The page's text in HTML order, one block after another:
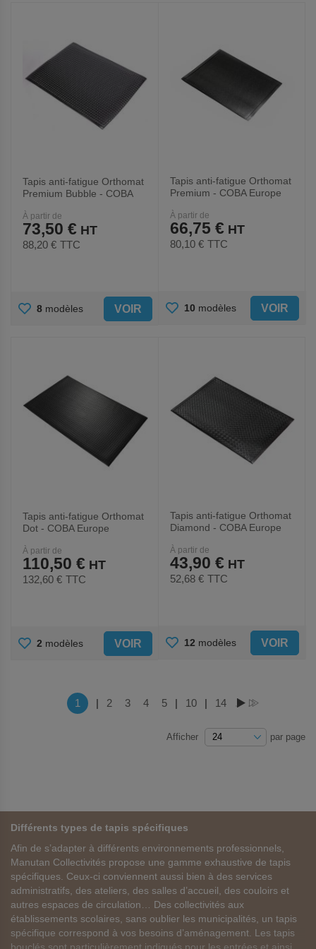
Tapis anti-fatigue Orthomat
Premium Bubble - COBA
À partir de
73,50 €
88,20 € TTC
AJOUTER
8 modèles VOIR
Tapis anti-fatigue Orthomat
Premium - COBA Europe
À partir de
66,75 €
80,10 € TTC
AJOUTER
10 modèles VOIR
Tapis anti-fatigue Orthomat
Dot - COBA Europe
À partir de
110,50 €
132,60 € TTC
AJOUTER
FAVORIS
2 modèles VOIR
Tapis anti-fatigue Orthomat
Diamond - COBA Europe
À partir de
43,90 €
52,68 € TTC
AJOUTER
12 modèles VOIR
PageVous lisez actuellement la page
1 | Page
2 Page
3 Page
4 Page
5 | Page
10 | Page
14
Afficher par page
Différents types de tapis spécifiques
Afin de s’adapter à différents environnements professionnels,
Manutan Collectivités propose une gamme exhaustive de tapis
spécifiques. Ceux-ci conviennent aussi bien à des services
administratifs, des ateliers, des salles d’accueil, des couloirs et
autres espaces de circulation… Des collectivités aux
établissements scolaires, sans oublier les municipalités, un tapis
spécifique correspond à vos besoins d’aménagement. Les tapis